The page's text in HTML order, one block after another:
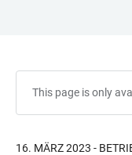
This page is only
16. MÄRZ 2023 -